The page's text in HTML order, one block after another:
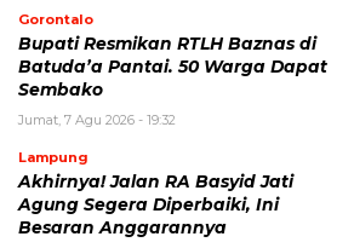
Gorontalo
Bupati Resmikan RTLH Baznas di
Batuda’a Pantai. 50 Warga Dapat
Sembako
Jumat, 7 Agu 2026 - 19:32
Lampung
Akhirnya! Jalan RA Basyid Jati
Agung Segera Diperbaiki, Ini
Besaran Anggarannya